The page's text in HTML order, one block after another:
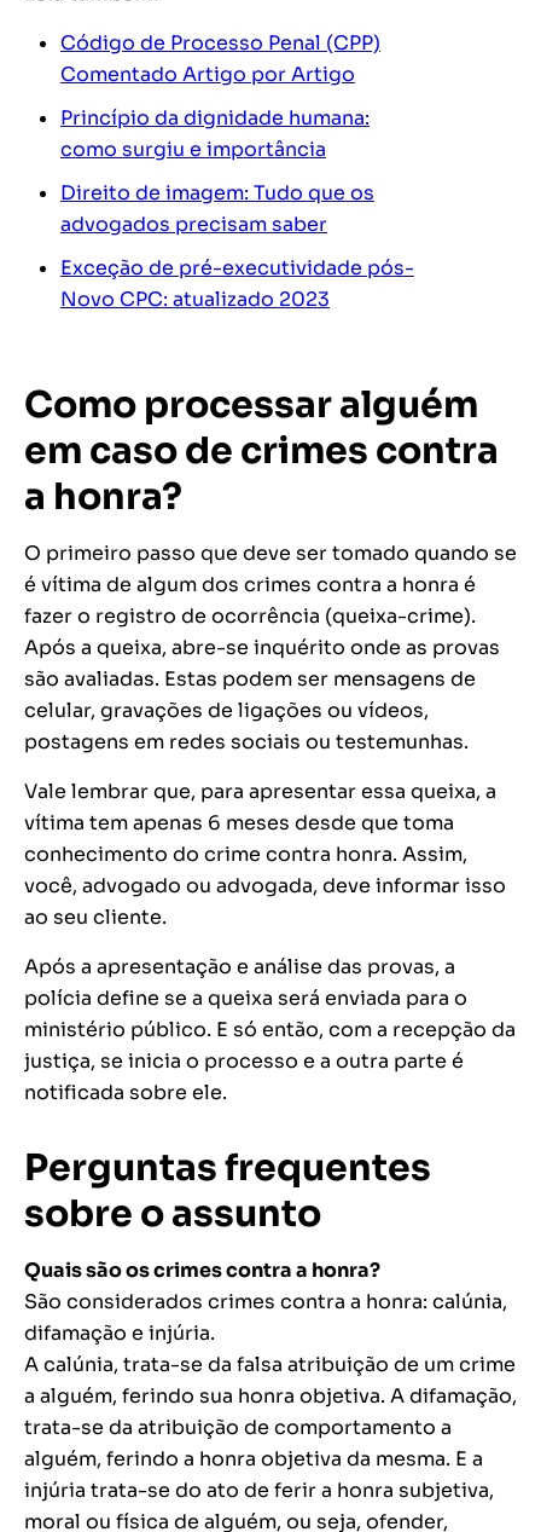
Código de Processo Penal (CPP)
Comentado Artigo por Artigo
Princípio da dignidade humana:
como surgiu e importância
Direito de imagem: Tudo que os
advogados precisam saber
Exceção de pré-executividade pós-
Novo CPC: atualizado 2023
Como processar alguém
em caso de crimes contra
a honra?
O primeiro passo que deve ser tomado quando se
é vítima de algum dos crimes contra a honra é
fazer o registro de ocorrência (queixa-crime).
Após a queixa, abre-se inquérito onde as provas
são avaliadas. Estas podem ser mensagens de
celular, gravações de ligações ou vídeos,
postagens em redes sociais ou testemunhas.
Vale lembrar que, para apresentar essa queixa, a
vítima tem apenas 6 meses desde que toma
conhecimento do crime contra honra. Assim,
você, advogado ou advogada, deve informar isso
ao seu cliente.
Após a apresentação e análise das provas, a
polícia define se a queixa será enviada para o
ministério público. E só então, com a recepção da
justiça, se inicia o processo e a outra parte é
notificada sobre ele.
Perguntas frequentes
sobre o assunto
Quais são os crimes contra a honra?
São considerados crimes contra a honra: calúnia,
difamação e injúria.
A calúnia, trata-se da falsa atribuição de um crime
a alguém, ferindo sua honra objetiva. A difamação,
trata-se da atribuição de comportamento a
alguém, ferindo a honra objetiva da mesma. E a
injúria trata-se do ato de ferir a honra subjetiva,
moral ou física de alguém, ou seja, ofender,